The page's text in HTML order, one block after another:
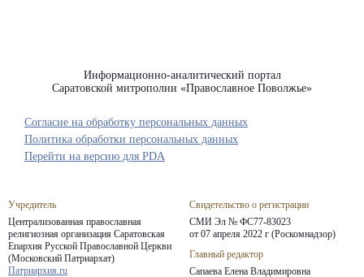
Информационно-аналитический портал
Саратовской митрополии «Православное Поволжье»
Учредитель
Централизованная православная
религиозная организация Саратовская
Епархия Русской Православной Церкви
(Московский Патриархат)
Патриархия.ru
Свидетельство о регистрации
СМИ Эл № ФС77-83023
от 07 апреля 2022 г (Роскомнадзор)
Главный редактор
Сапаева Елена Владимировна
Согласие на обработку персональных данных
Политика обработки персональных данных
Перейти на версию для PDA